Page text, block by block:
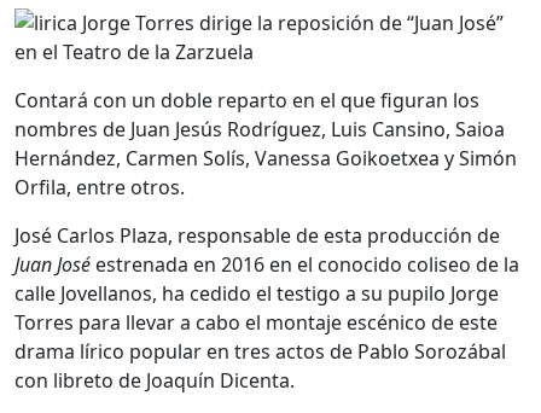
Contará con un doble reparto en el que figuran los
nombres de Juan Jesús Rodríguez, Luis Cansino, Saioa
Hernández, Carmen Solís, Vanessa Goikoetxea y Simón
Orfila, entre otros.
José Carlos Plaza, responsable de esta producción de
Juan José estrenada en 2016 en el conocido coliseo de la
calle Jovellanos, ha cedido el testigo a su pupilo Jorge
Torres para llevar a cabo el montaje escénico de este
drama lírico popular en tres actos de Pablo Sorozábal
con libreto de Joaquín Dicenta.